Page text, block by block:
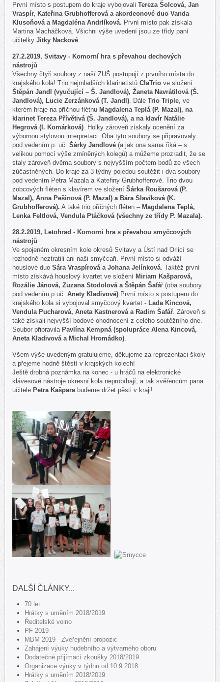
První místo s postupem do kraje vybojovali Tereza Šolcová, Jan
Vraspír, Kateřina Grubhofferová a akordeonové duo Vanda
Klusoňová a Magdaléna Andrlíková. První místo pak získala
Martina Macháčková. Všichni výše uvedení jsou ze třídy paní
učitelky Jitky Nackové
27.2.2019, Svitavy - Komorní hra s převahou dechových
nástrojů
Všechny čtyři soubory z naší ZUŠ postupují z prvního místa do
krajského kola! Trio nejmladších klarinetistů ClaTrio ve složení
Štěpán Jandl (vyučující – Š. Jandlová), Žaneta Navrátilová (Š.
Jandlová), Lucie Zerzánková (T. Jandl) . Dále Trio Triple , ve
kterém hraje na příčnou flétnu Magdalena Teplá (P. Mazal), na
klarinet Tereza Přívětivá (Š. Jandlová), a na klavír Natálie
Hegrová (I. Komárková) . Holky zároveň získaly ocenění za
výbornou stylovou interpretaci. Oba tyto soubory se připravovaly
pod vedením p. uč. Šárky Jandlové (a jak ona sama říká – s
velikou pomocí výše zmíněných kolegů) a můžeme prozradit, že se
staly zároveň dvěma soubory s nejvyšším počtem bodů ze všech
zúčastněných . Do kraje za 3 týdny pojedou soutěžit i dva soubory
pod vedením Petra Mazala a Kateřiny Grubhofferové. Trio dvou
zobcových fléten s klavírem ve složení Šárka Roušarová (P.
Mazal), Anna Pešinová (P. Mazal) a Bára Slavíková (K.
Grubhofferová). A také trio příčných fléten – Magdalena Teplá,
Lenka Feltlová, Vendula Ptáčková (všechny ze třídy P. Mazala).
28.2.2019, Letohrad - Komorní hra s převahou smyčcových
nástrojů
Ve spojeném okresním kole okresů Svitavy a Ústí nad Orlicí se
rozhodně neztratili ani naši smyčcaři. První místo si odváží
houslové duo Sára Vraspírová a Johana Jelínková . Taktéž první
místo získává houslový kvartet ve složení Miriam Kašparová,
Rozálie Jánová, Zuzana Stodolová a Štěpán Šafář (oba soubory
pod vedením p.uč. Anety Kladivové) První místo s postupem do
krajského kola si vybojoval smyčcový kvartet - Lada Kincová,
Vendula Pucharová, Aneta Kastnerová a Radim Šafář . Zároveň si
také získali nejvyšší bodové ohodnocení z celého soutěžního dne.
Soubor připravila Pavlína Kempná (spolupráce Alena Kincová,
Aneta Kladivová a Michal Hromádko)
Všem výše uvedeným gratulujeme, děkujeme za reprezentaci školy
a přejeme hodně štěstí v krajských kolech!
Ještě drobná poznámka na konec - u hráčů na elektronické
klávesové nástroje okresní kola neprobíhají, a tak svěřencům pana
učitele Petra Kašpara budeme držet pěsti v kraji!
DALŠÍ ČLÁNKY...
70 let
Hrátky s uměním 2018/2019
Ředitelské volno
PF 2019
MBM 2019 - Zveřejnění propozic
Zahájení výuky hudebního a výtvarného oboru
Dodatečné přijímací zkoušky 2018/2019
Organizace výuky v týdnu od 10.9.2018
Hrátky s uměním 2018/2019